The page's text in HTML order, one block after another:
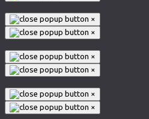
×
×
×
×
×
×